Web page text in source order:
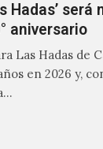
Hadas’
aniversario
Las Hadas de
en 2026 y,